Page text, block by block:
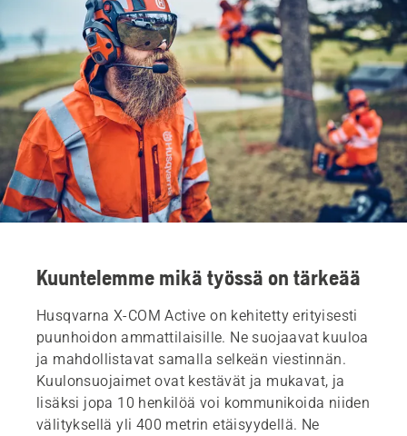
Kuuntelemme mikä työssä on tärkeää
Husqvarna X-COM Active on kehitetty erityisesti
puunhoidon ammattilaisille. Ne suojaavat kuuloa
ja mahdollistavat samalla selkeän viestinnän.
Kuulonsuojaimet ovat kestävät ja mukavat, ja
lisäksi jopa 10 henkilöä voi kommunikoida niiden
välityksellä yli 400 metrin etäisyydellä. Ne